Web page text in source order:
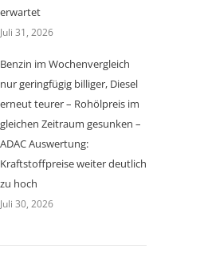
erwartet
Juli 31, 2026
Benzin im Wochenvergleich
nur geringfügig billiger, Diesel
erneut teurer – Rohölpreis im
gleichen Zeitraum gesunken –
ADAC Auswertung:
Kraftstoffpreise weiter deutlich
zu hoch
Juli 30, 2026